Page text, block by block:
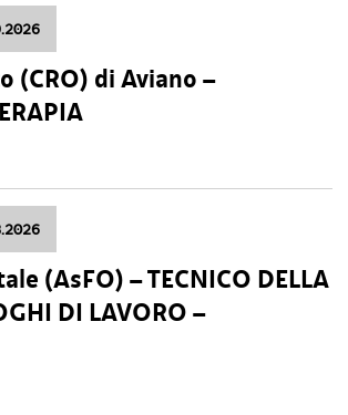
(CRO) di Aviano –
(AsFO) – TECNICO DELLA
DI LAVORO –